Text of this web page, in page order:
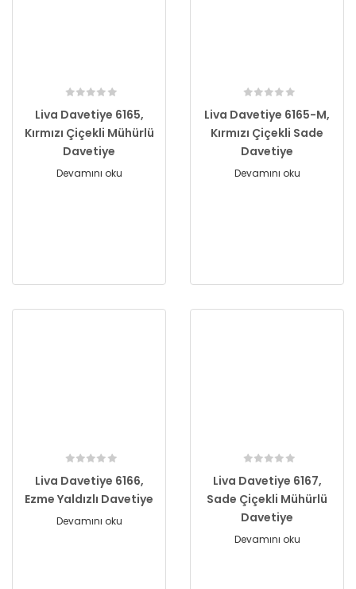
Liva Davetiye 6165,
Kırmızı Çiçekli Mühürlü
Davetiye
Devamını oku
Liva Davetiye 6165-M,
Kırmızı Çiçekli Sade
Davetiye
Devamını oku
Liva Davetiye 6166,
Ezme Yaldızlı Davetiye
Devamını oku
Liva Davetiye 6167,
Sade Çiçekli Mühürlü
Davetiye
Devamını oku